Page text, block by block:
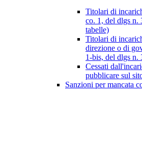
Titolari di
co. 1, del dlgs n.
tabelle)
Titolari di
direzione o di
1-bis, del dlgs n.
Cessati
pubblicare sul
Sanzioni per mancata